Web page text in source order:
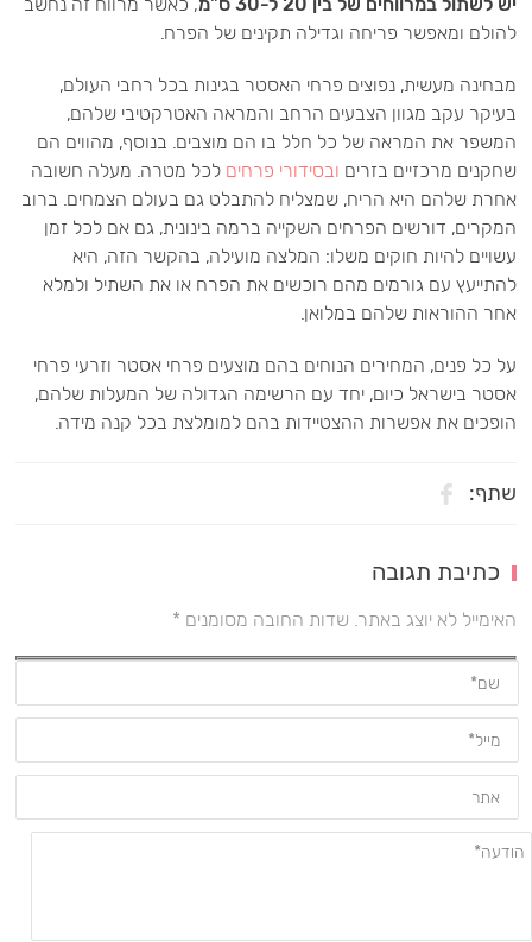
להולם ומאפשר פריחה וגדילה תקינים של הפרח.
מבחינה מעשית, נפוצים פרחי האסטר בגינות בכל רחבי העולם,
בעיקר עקב מגוון הצבעים הרחב והמראה האטרקטיבי שלהם,
המשפר את המראה של כל חלל בו הם מוצבים. בנוסף, מהווים הם
שחקנים מרכזיים בזרים ובסידורי פרחים לכל מטרה. מעלה חשובה
אחרת שלהם היא הריח, שמצליח להתבלט גם בעולם הצמחים. ברוב
המקרים, דורשים הפרחים השקייה ברמה בינונית, גם אם לכל זמן
עשויים להיות חוקים משלו: המלצה מועילה, בהקשר הזה, היא
להתייעץ עם גורמים מהם רוכשים את הפרח או את השתיל ולמלא
אחר ההוראות שלהם במלואן.
על כל פנים, המחירים הנוחים בהם מוצעים פרחי אסטר וזרעי פרחי
אסטר בישראל כיום, יחד עם הרשימה הגדולה של המעלות שלהם,
הופכים את אפשרות ההצטיידות בהם למומלצת בכל קנה מידה.
שתף:
כתיבת תגובה
האימייל לא יוצג באתר. שדות החובה מסומנים *